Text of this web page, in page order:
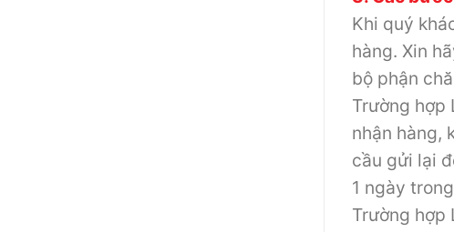
Khi quý
hàng. Xin
bộ phận
Trường hợp
nhận hàng,
cầu gửi lại
1 ngày
Trường hợp